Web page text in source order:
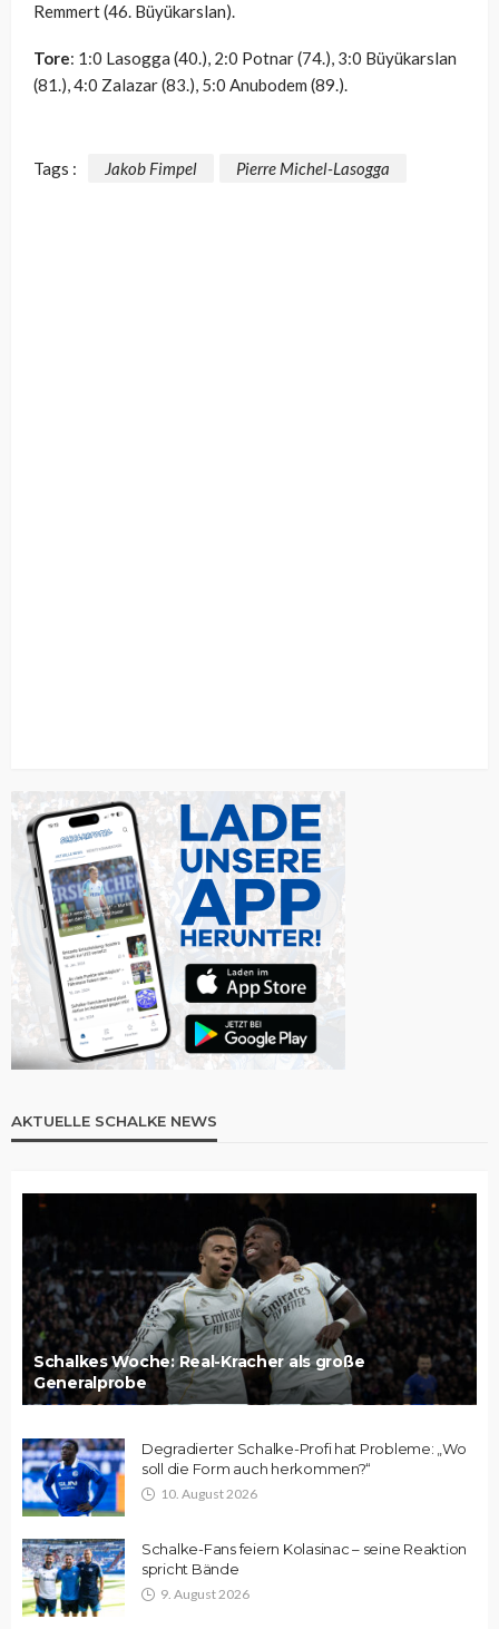
Remmert (46. Büyükarslan).
Tore: 1:0 Lasogga (40.), 2:0 Potnar (74.), 3:0 Büyükarslan
(81.), 4:0 Zalazar (83.), 5:0 Anubodem (89.).
Tags : Jakob Fimpel Pierre Michel-Lasogga
AKTUELLE SCHALKE NEWS
Schalkes Woche: Real-Kracher als große
Generalprobe
Degradierter Schalke-Profi hat Probleme: „Wo
soll die Form auch herkommen?“
10. August 2026
Schalke-Fans feiern Kolasinac – seine Reaktion
spricht Bände
9. August 2026